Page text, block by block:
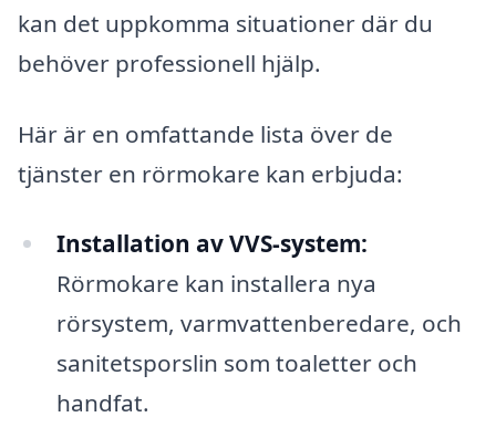
kan det uppkomma situationer där du
behöver professionell hjälp.
Här är en omfattande lista över de
tjänster en rörmokare kan erbjuda:
Installation av VVS-system:
Rörmokare kan installera nya
rörsystem, varmvattenberedare, och
sanitetsporslin som toaletter och
handfat.